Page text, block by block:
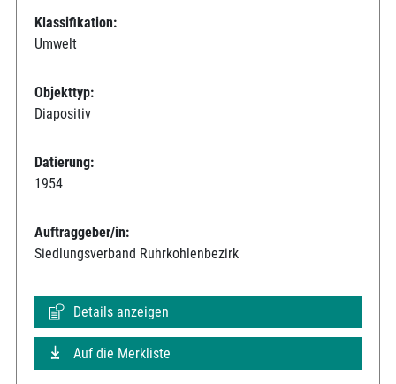
Klassifikation:
Umwelt
Objekttyp:
Diapositiv
Datierung:
1954
Auftraggeber/in:
Siedlungsverband Ruhrkohlenbezirk
Details anzeigen
Auf die Merkliste